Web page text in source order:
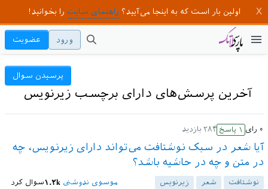
اولین بار است که به اینجا می‌آیید؟ راهنمای سایت را بخوانید!
ورود عضویت
آخرین پرسش‌های دارای برچسب زیرنویس
پرسیدن سوال
۰ رای ۱ پاسخ ۲۸۴ بازدید
آیا شعر در سبک نوشتافت می‌تواند دارای زیرنویس، چه
در متن و چه در حاشیه باشد؟
نوشتافت شعر زیرنویس سوال کرد موسوی ندوشنی ۱.۲k